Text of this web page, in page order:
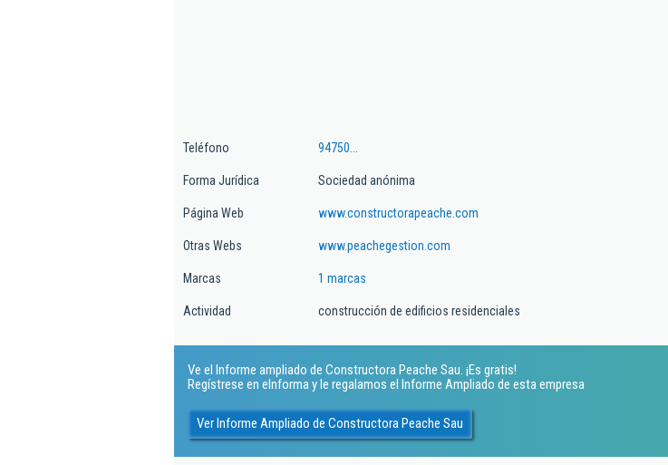
Teléfono 94750...
Forma Jurídica Sociedad anónima
Página Web www.constructorapeache.com
Otras Webs www.peachegestion.com
Marcas 1 marcas
Actividad construcción de edificios residenciales
Ve el Informe ampliado de Constructora Peache Sau. ¡Es gratis!
Regístrese en eInforma y le regalamos el Informe Ampliado de esta empresa
Ver Informe Ampliado de Constructora Peache Sau